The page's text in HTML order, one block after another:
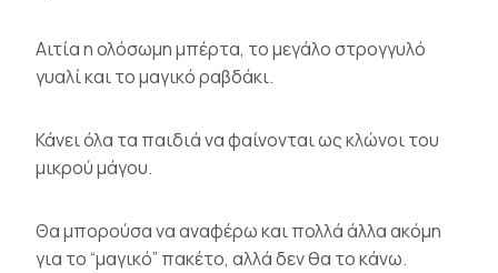
Αιτία η ολόσωμη μπέρτα, το μεγάλο στρογγυλό
γυαλί και το μαγικό ραβδάκι.
Κάνει όλα τα παιδιά να φαίνονται ως κλώνοι του
μικρού μάγου.
Θα μπορούσα να αναφέρω και πολλά άλλα ακόμη
για το “μαγικό” πακέτο, αλλά δεν θα το κάνω.